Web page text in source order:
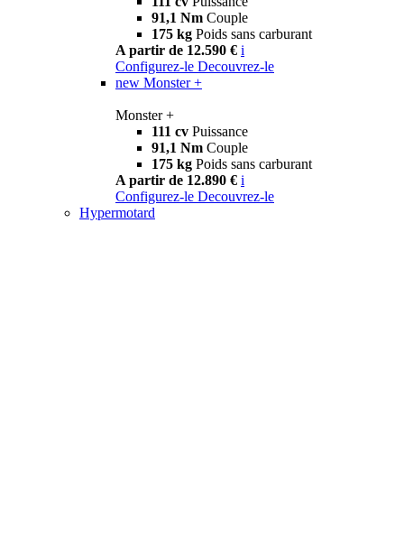
91,1 Nm Couple
175 kg Poids sans carburant
A partir de 12.590 € i
Configurez-le Decouvrez-le
new Monster +
Monster +
111 cv Puissance
91,1 Nm Couple
175 kg Poids sans carburant
A partir de 12.890 € i
Configurez-le Decouvrez-le
Hypermotard